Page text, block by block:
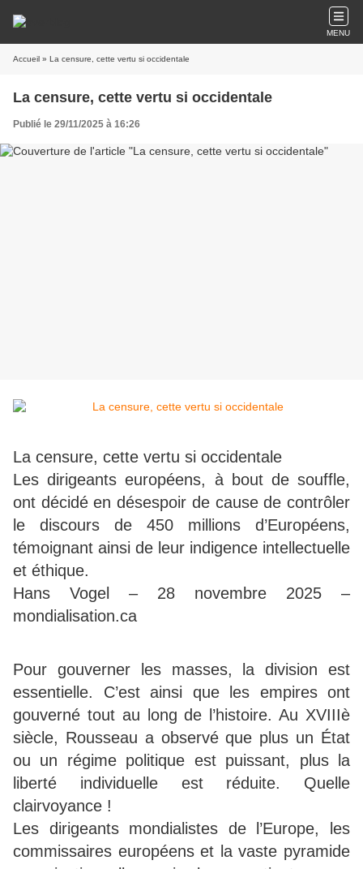
MENU
Accueil » La censure, cette vertu si occidentale
La censure, cette vertu si occidentale
Publié le 29/11/2025 à 16:26
La censure, cette vertu si occidentale
Les dirigeants européens, à bout de souffle,
ont décidé en désespoir de cause de contrôler
le discours de 450 millions d’Européens,
témoignant ainsi de leur indigence intellectuelle
et éthique.
Hans Vogel – 28 novembre 2025 –
mondialisation.ca
Pour gouverner les masses, la division est
essentielle. C’est ainsi que les empires ont
gouverné tout au long de l’histoire. Au XVIIIè
siècle, Rousseau a observé que plus un État
ou un régime politique est puissant, plus la
liberté individuelle est réduite. Quelle
clairvoyance !
Les dirigeants mondialistes de l’Europe, les
commissaires européens et la vaste pyramide